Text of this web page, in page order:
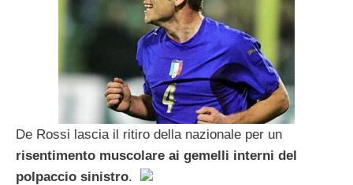
De Rossi lascia il ritiro della nazionale per un
risentimento muscolare ai gemelli interni del
polpaccio sinistro.